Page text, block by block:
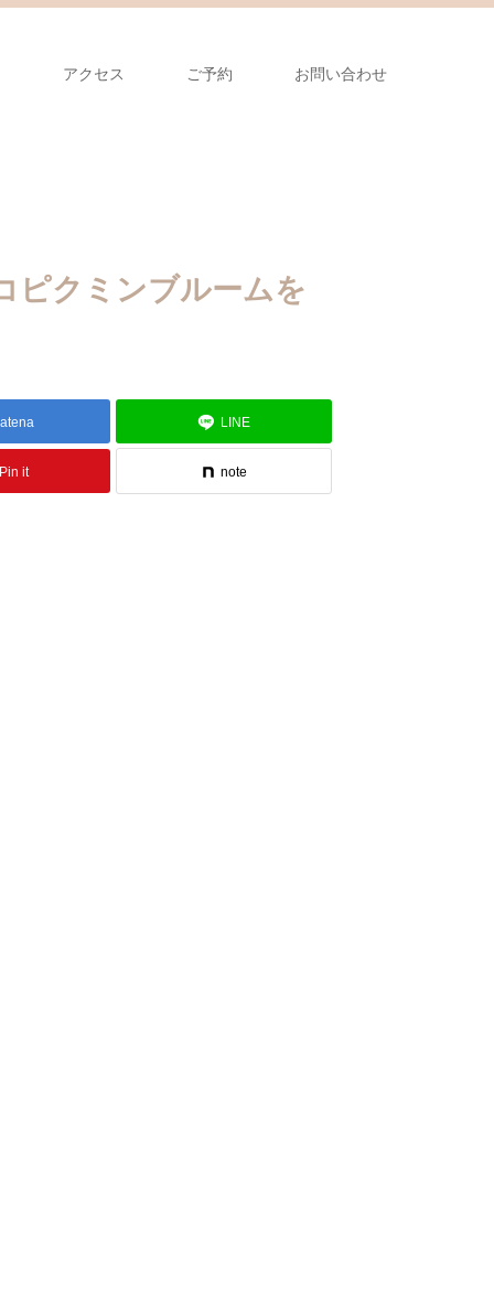
アクセス ご予約 お問い合わせ
ピクミンブルームを
LINE
it note